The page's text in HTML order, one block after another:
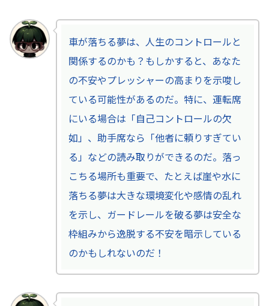
車が落ちる夢は、人生のコントロールと
関係するのかも？もしかすると、あなた
の不安やプレッシャーの高まりを示唆し
ている可能性があるのだ。特に、運転席
にいる場合は「自己コントロールの欠
如」、助手席なら「他者に頼りすぎてい
る」などの読み取りができるのだ。落っ
こちる場所も重要で、たとえば崖や水に
落ちる夢は大きな環境変化や感情の乱れ
を示し、ガードレールを破る夢は安全な
枠組みから逸脱する不安を暗示している
のかもしれないのだ！